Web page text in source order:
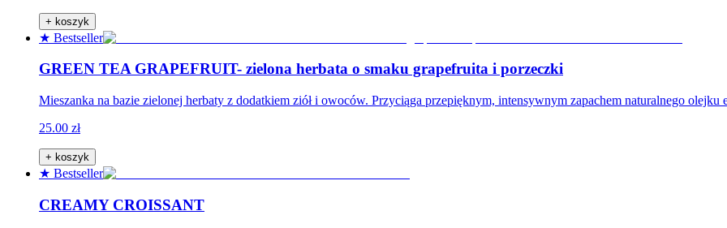
+ koszyk
★ Bestseller
GREEN TEA GRAPEFRUIT- zielona herbata o smaku grapefruita i porzeczki
Mieszanka na bazie zielonej herbaty z dodatkiem ziół i owoców. Przyciąga przepięknym, intensywnym zapachem naturalnego
25.00 zł
+ koszyk
★ Bestseller
CREAMY CROISSANT